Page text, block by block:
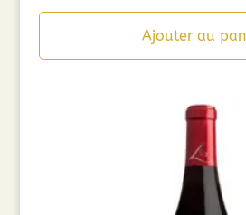
Ajouter au